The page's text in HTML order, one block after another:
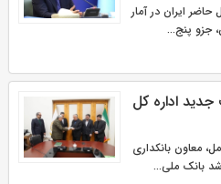
ایران در آمار
جزو پنج...
اداره کل
معاون بانکداری
بانک ملی...